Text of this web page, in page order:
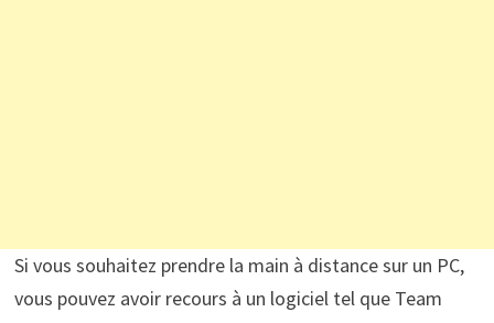
Si vous souhaitez prendre la main à distance sur un PC,
vous pouvez avoir recours à un logiciel tel que Team